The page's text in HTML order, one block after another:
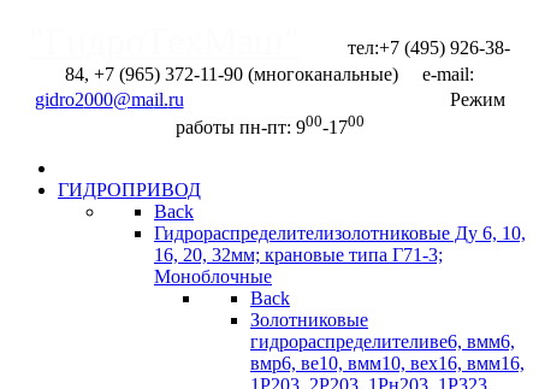
тел:+7 (495) 926-38-
84, +7 (965) 372-11-90 (многоканальные) e-mail:
Режим
работы пн-пт: 900-1700
ГИДРОПРИВОД
Back
Гидрораспределителизолотниковые Ду 6, 10,
16, 20, 32мм; крановые типа Г71-3;
Моноблочные
Back
Золотниковые
гидрораспределителиве6, вмм6,
вмр6, ве10, вмм10, вех16, вмм16,